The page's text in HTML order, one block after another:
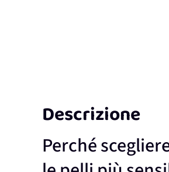
Descrizione
Perché